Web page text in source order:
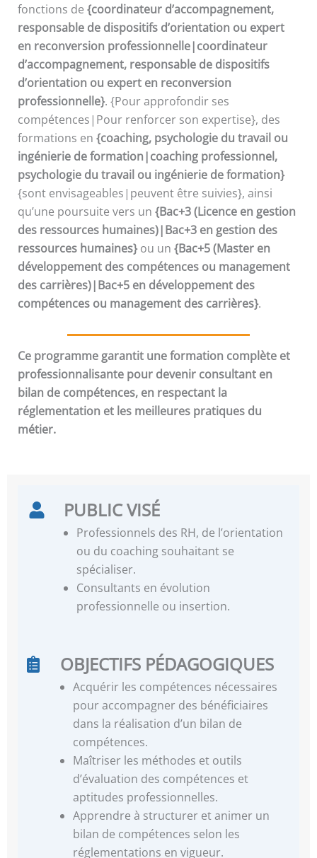
fonctions de {coordinateur d’accompagnement,
responsable de dispositifs d’orientation ou expert
en reconversion professionnelle|coordinateur
d’accompagnement, responsable de dispositifs
d’orientation ou expert en reconversion
professionnelle}. {Pour approfondir ses
compétences|Pour renforcer son expertise}, des
formations en {coaching, psychologie du travail ou
ingénierie de formation|coaching professionnel,
psychologie du travail ou ingénierie de formation}
{sont envisageables|peuvent être suivies}, ainsi
qu’une poursuite vers un {Bac+3 (Licence en gestion
des ressources humaines)|Bac+3 en gestion des
ressources humaines}ou un {Bac+5 (Master en
développement des compétences ou management
des carrières)|Bac+5 en développement des
compétences ou management des carrières}.
Ce programme garantit une formation complète et
professionnalisante pour devenir consultant en
bilan de compétences, en respectant la
réglementation et les meilleures pratiques du
métier.
PUBLIC VISÉ
Professionnels des RH, de l’orientation
ou du coaching souhaitant se
spécialiser.
Consultants en évolution
professionnelle ou insertion.
OBJECTIFS PÉDAGOGIQUES
Acquérir les compétences nécessaires
pour accompagner des bénéficiaires
dans la réalisation d’un bilan de
compétences.
Maîtriser les méthodes et outils
d’évaluation des compétences et
aptitudes professionnelles.
Apprendre à structurer et animer un
bilan de compétences selon les
réglementations en vigueur.